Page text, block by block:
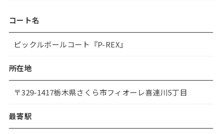
コート名
ピックルボールコート『P-REX』
所在地
〒329-1417栃木県さくら市フィオーレ喜連川5丁目
最寄駅